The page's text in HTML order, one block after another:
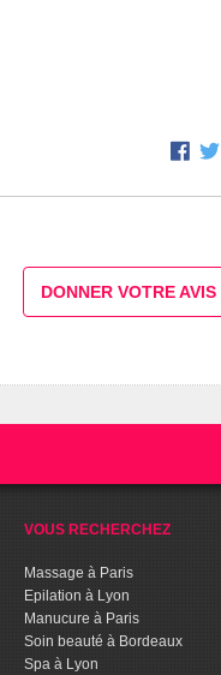
DONNER VOTRE AVIS
VOUS RECHERCHEZ
Massage à Paris
Epilation à Lyon
Manucure à Paris
Soin beauté à Bordeaux
Spa à Lyon